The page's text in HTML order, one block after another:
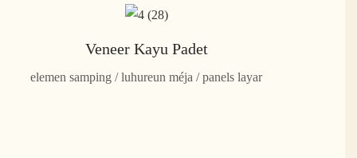
Veneer Kayu Padet
elemen samping / luhureun méja / panels layar